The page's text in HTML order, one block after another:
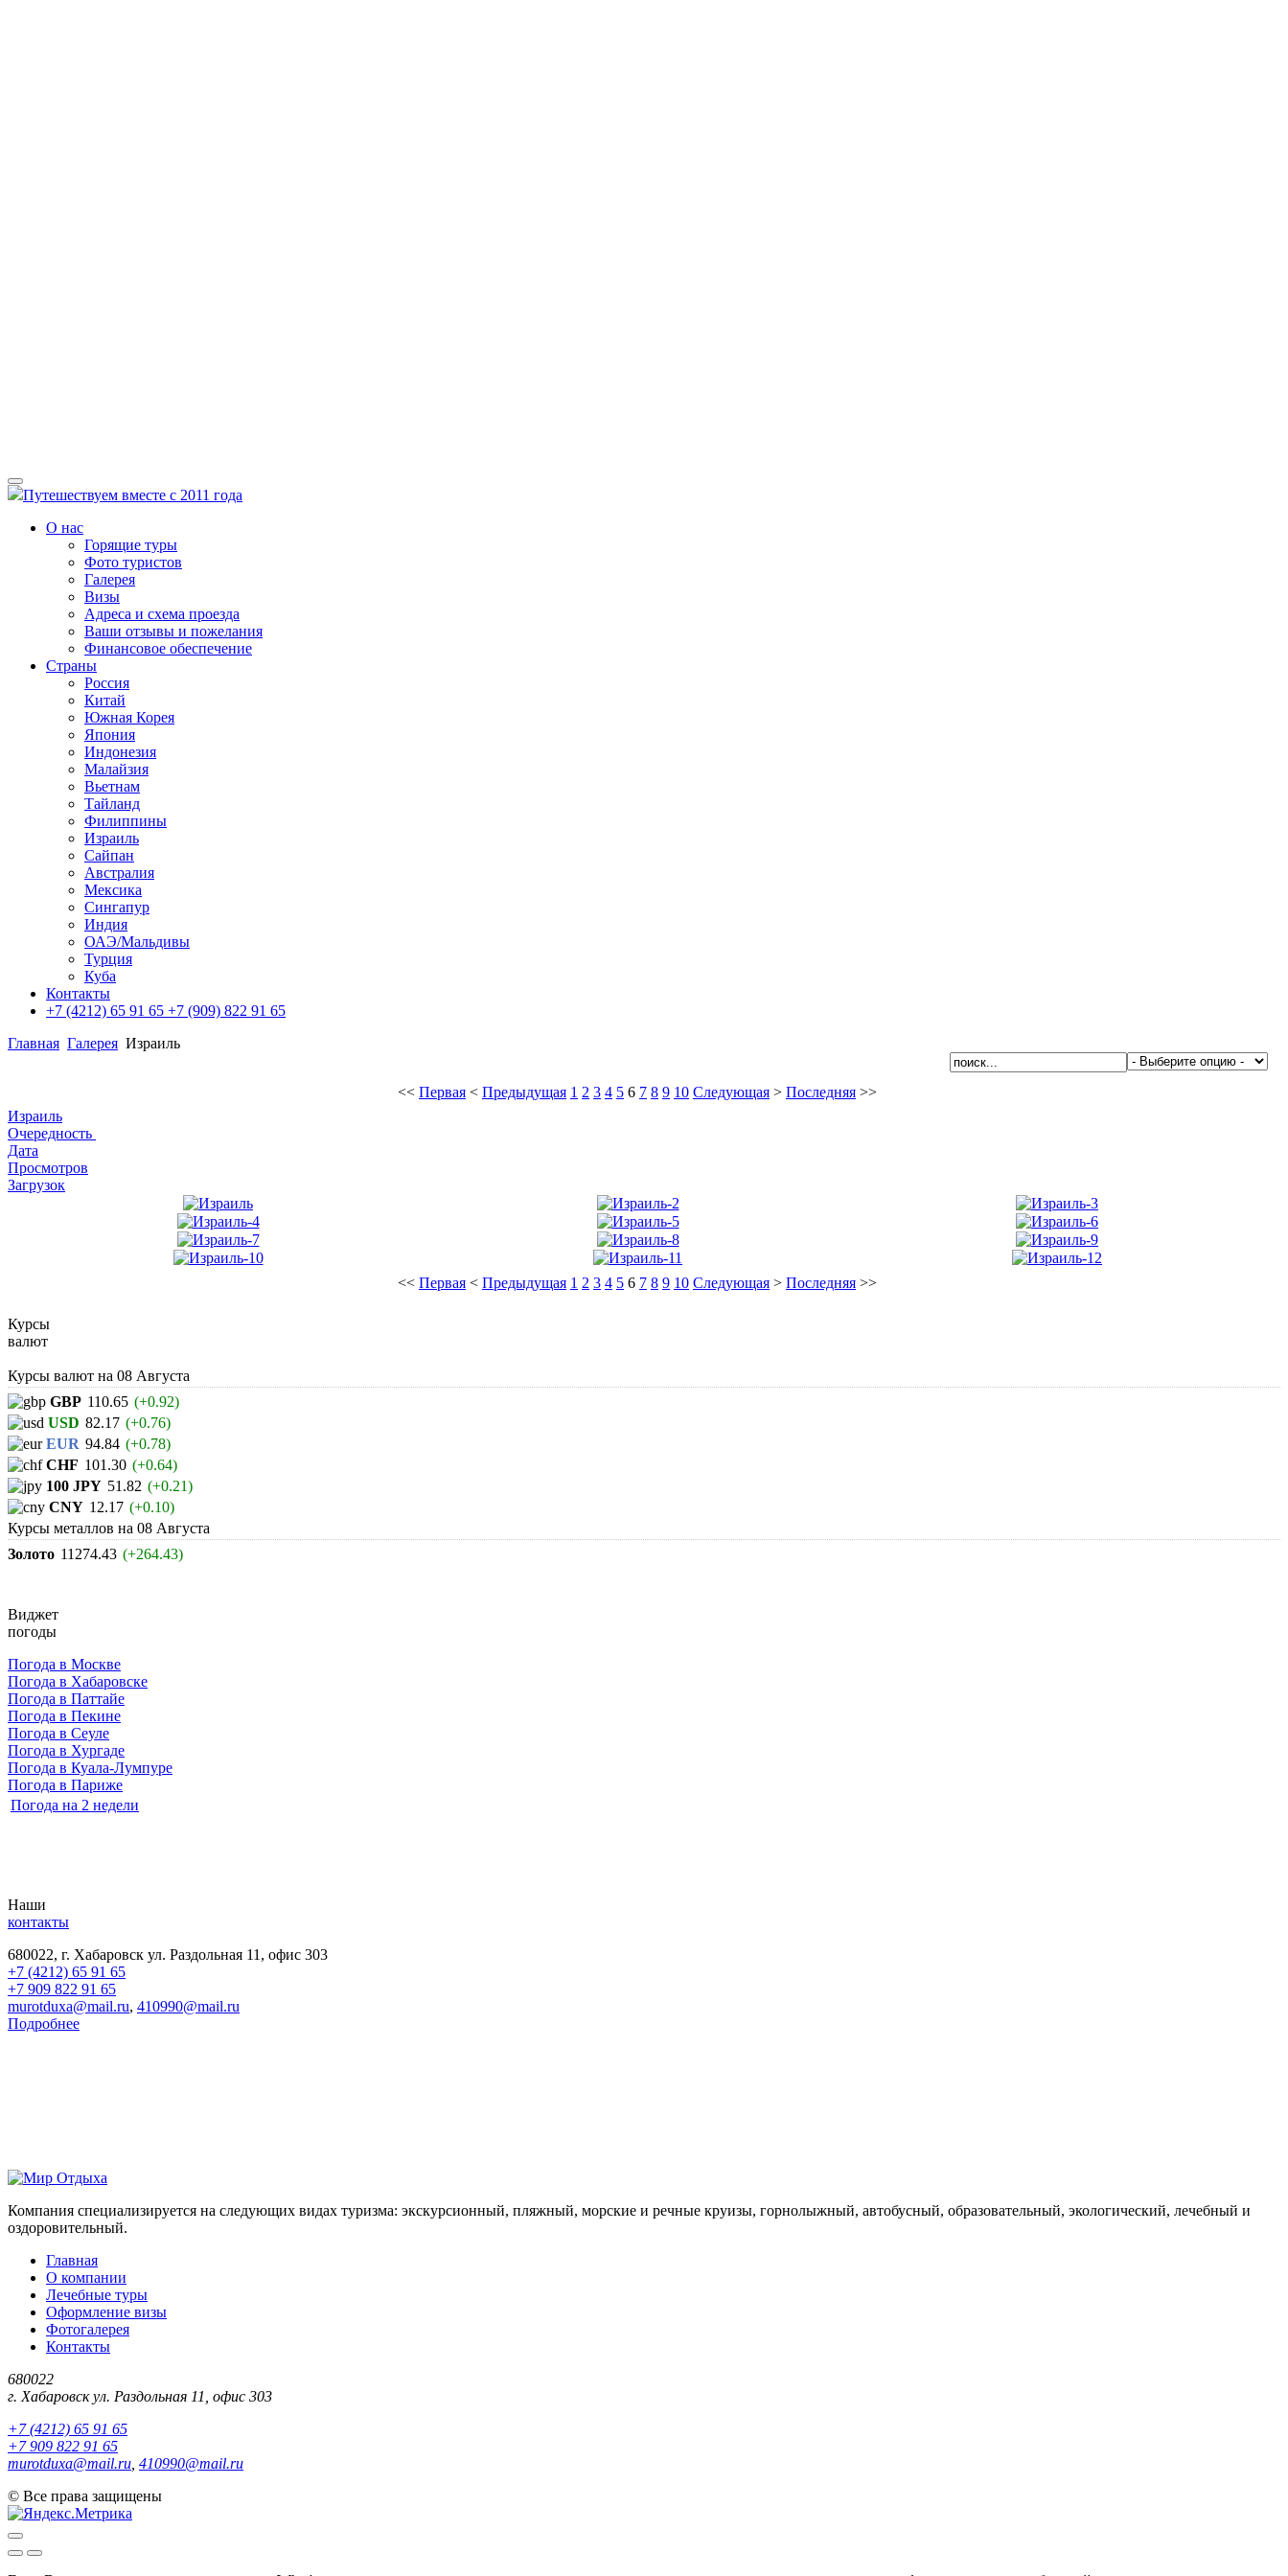
Путешествуем вместе с 2011 года
О нас
Горящие туры
Фото туристов
Галерея
Визы
Адреса и схема проезда
Ваши отзывы и пожелания
Финансовое обеспечение
Страны
Россия
Китай
Южная Корея
Япония
Индонезия
Малайзия
Вьетнам
Тайланд
Филиппины
Израиль
Сайпан
Австралия
Мексика
Сингапур
Индия
ОАЭ/Мальдивы
Турция
Куба
Контакты
+7 (4212) 65 91 65 +7 (909) 822 91 65
Главная Галерея Израиль
<< Первая < Предыдущая 1 2 3 4 5 6 7 8 9 10 Следующая > Последняя >>
Израиль
Очередность
Дата
Просмотров
Загрузок
<< Первая < Предыдущая 1 2 3 4 5 6 7 8 9 10 Следующая > Последняя >>
Курсы
валют
Курсы валют на 08 Августа
GBP 110.65 (+0.92)
USD 82.17 (+0.76)
EUR 94.84 (+0.78)
CHF 101.30 (+0.64)
100 JPY 51.82 (+0.21)
CNY 12.17 (+0.10)
Курсы металлов на 08 Августа
Золото 11274.43 (+264.43)
Виджет
погоды
Погода в Москве
Погода в Хабаровске
Погода в Паттайе
Погода в Пекине
Погода в Сеуле
Погода в Хургаде
Погода в Куала-Лумпуре
Погода в Париже
Погода на 2 недели
Наши
контакты
680022, г. Хабаровск ул. Раздольная 11, офис 303
+7 (4212) 65 91 65
+7 909 822 91 65
murotduxa@mail.ru, 410990@mail.ru
Подробнее
Компания специализируется на следующих видах туризма: экскурсионный, пляжный, морские и речные круизы, горнолыжный, автобусный, образовательный, экологический, лечебный и
оздоровительный.
Главная
О компании
Лечебные туры
Оформление визы
Фотогалерея
Контакты
680022
г. Хабаровск ул. Раздольная 11, офис 303
+7 (4212) 65 91 65
+7 909 822 91 65
murotduxa@mail.ru 410990@mail.ru
© Все права защищены